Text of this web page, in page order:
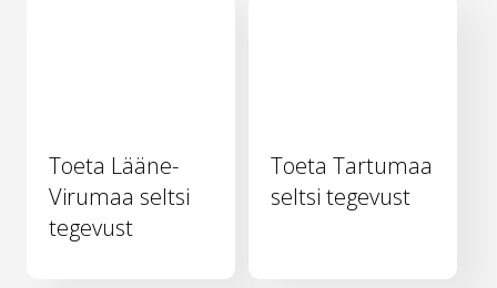
Toeta Lääne-
Virumaa seltsi
tegevust
Toeta Tartumaa
seltsi tegevust